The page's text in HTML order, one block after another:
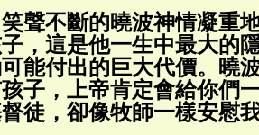
聲不斷的曉波神情凝重
，這是他一生中最大的
能付出的巨大代價。曉
子，上帝肯定會給你們
徒，卻像牧師一樣安慰